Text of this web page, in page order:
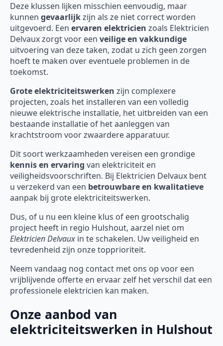
Deze klussen lijken misschien eenvoudig, maar
kunnen gevaarlijkzijn als ze niet correct worden
uitgevoerd. Een ervaren elektricien zoals Elektricien
Delvaux zorgt voor een veilige en vakkundige
uitvoering van deze taken, zodat u zich geen zorgen
hoeft te maken over eventuele problemen in de
toekomst.
Grote elektriciteitswerken zijn complexere
projecten, zoals het installeren van een volledig
nieuwe elektrische installatie, het uitbreiden van een
bestaande installatie of het aanleggen van
krachtstroom voor zwaardere apparatuur.
Dit soort werkzaamheden vereisen een grondige
kennis en ervaring van elektriciteit en
veiligheidsvoorschriften. Bij Elektricien Delvaux bent
u verzekerd van een betrouwbare en kwalitatieve
aanpak bij grote elektriciteitswerken.
Dus, of u nu een kleine klus of een grootschalig
project heeft in regio Hulshout, aarzel niet om
Elektricien Delvaux in te schakelen. Uw veiligheid en
tevredenheid zijn onze topprioriteit.
Neem vandaag nog contact met ons op voor een
vrijblijvende offerte en ervaar zelf het verschil dat een
professionele elektricien kan maken.
Onze aanbod van
elektriciteitswerken in Hulshout